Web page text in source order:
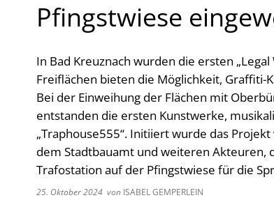
Pfingstwiese
In Bad Kreuznach wurden die ersten
Freiflächen bieten die Möglichkeit, Graffiti-
Bei der Einweihung der Flächen mit
entstanden die ersten Kunstwerke,
„Traphouse555“. Initiiert wurde das
dem Stadtbauamt und weiteren Akteuren,
Trafostation auf der Pfingstwiese für die
25. Oktober 2024 von ISABEL GEMPERLEIN